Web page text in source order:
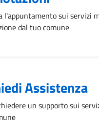
l'appuntamento sui servizi
dal tuo comune
Assistenza
un supporto sui